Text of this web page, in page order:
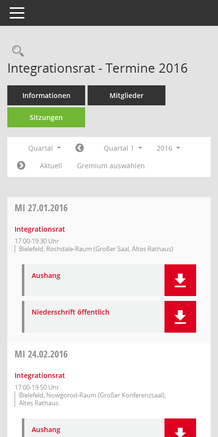
Toggle navigation
Rechercheauswahl
Integrationsrat - Termine 2016
Informationen Mitglieder
Sitzungen
Quartal Quartal 1
2016
Aktuell
Gremium auswählen
MI 27.01.2016
Integrationsrat
17:00-19:30 Uhr
Bielefeld, Rochdale-Raum (Großer Saal, Altes Rathaus)
Aushang
Niederschrift öffentlich
MI 24.02.2016
Integrationsrat
17:00-19:50 Uhr
Bielefeld, Nowgorod-Raum (Großer Konferenzsaal),
Altes Rathaus
Aushang